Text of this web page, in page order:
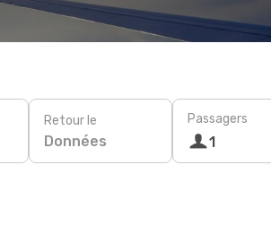
Retour le
Données
Passagers
1